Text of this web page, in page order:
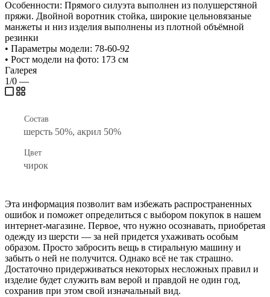
Особенности: Прямого силуэта выполнен из полушерстяной
пряжи. Двойной воротник стойка, широкие цельновязаные
манжеты и низ изделия выполнены из плотной объёмной
резинки
• Параметры модели: 78-60-92
• Рост модели на фото: 173 см
Галерея
1/0 —
Состав
шерсть 50%, акрил 50%
Цвет
чирок
Эта информация позволит вам избежать распространенных
ошибок и поможет определиться с выбором покупок в нашем
интернет-магазине. Первое, что нужно осознавать, приобретая
одежду из шерсти — за ней придется ухаживать особым
образом. Просто забросить вещь в стиральную машину и
забыть о ней не получится. Однако всё не так страшно.
Достаточно придерживаться некоторых несложных правил и
изделие будет служить вам верой и правдой не один год,
сохранив при этом свой изначальный вид.